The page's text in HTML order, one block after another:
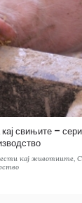
свињите –
кај животните,